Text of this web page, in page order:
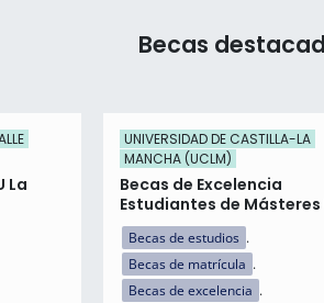
Becas
La
UNIVERSIDAD DE CASTILLA-LA
MANCHA (UCLM)
Becas de Excelencia
Estudiantes de Másteres
Becas de estudios
Becas de matrícula
Becas de excelencia